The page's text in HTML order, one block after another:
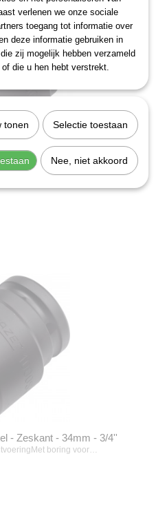
- Zeskant - 33mm - 3/4''
boring voor…
- Zeskant - 34mm - 3/4''
boring voor…
verlenen we onze sociale
toegang tot informatie over
deze informatie gebruiken in
zij mogelijk hebben verzameld
die u hen hebt verstrekt.
tonen Selectie toestaan
Nee, niet akkoord